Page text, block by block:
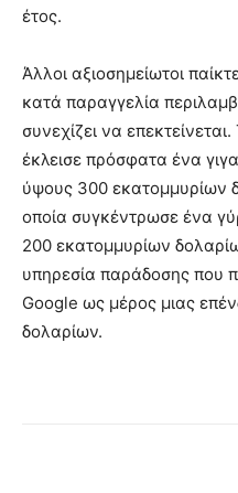
έτος.
Άλλοι αξιοσημείωτοι
κατά παραγγελία
συνεχίζει να
έκλεισε πρόσφατα ένα
ύψους 300 εκατομμυρίων
οποία συγκέντρωσε ένα
200 εκατομμυρίων
υπηρεσία παράδοσης που
Google ως μέρος μιας
δολαρίων.